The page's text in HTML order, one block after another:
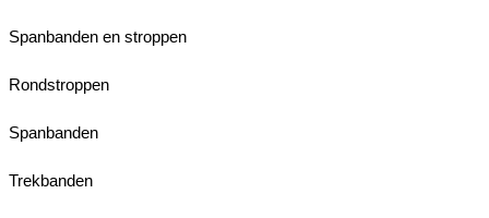
Spanbanden en stroppen
Rondstroppen
Spanbanden
Trekbanden